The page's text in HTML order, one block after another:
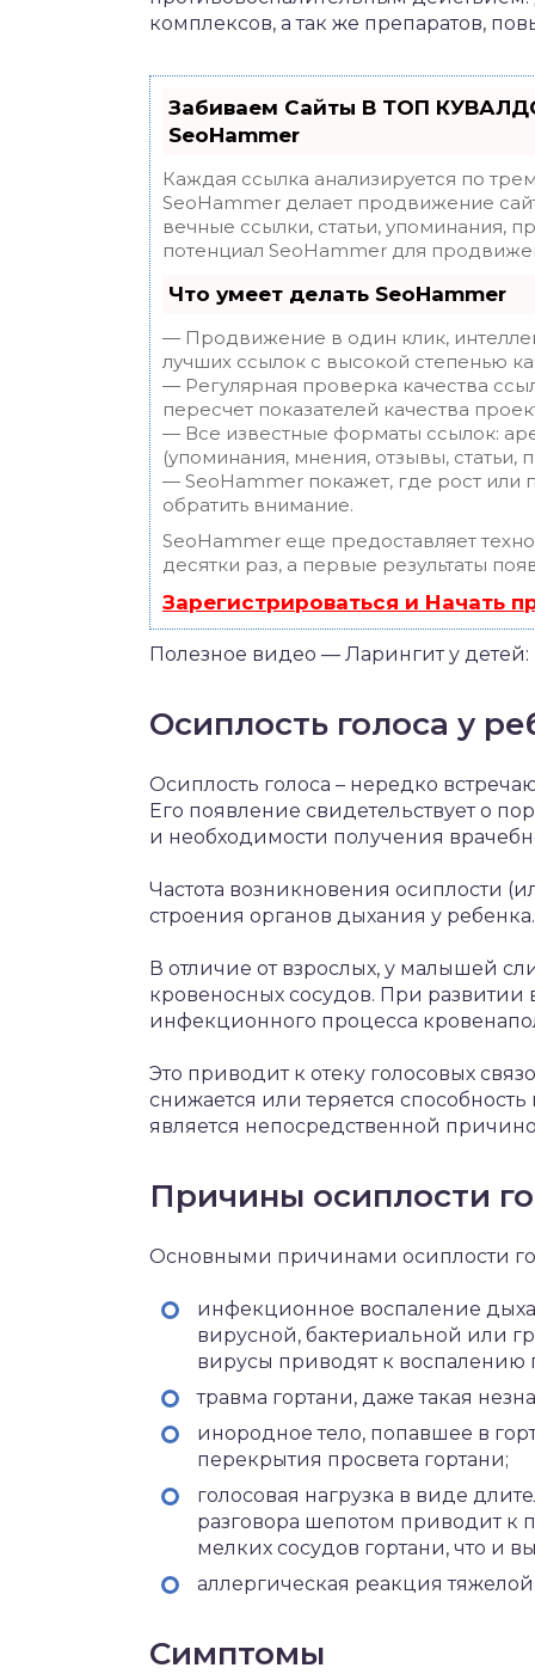
комплексов, а так же препаратов,
Забиваем Сайты В ТОП
SeoHammer
Каждая ссылка анализируется по
SeoHammer делает продвижение
вечные ссылки, статьи, упоминания,
потенциал SeoHammer для
Что умеет делать SeoHammer
— Продвижение в один клик,
лучших ссылок с высокой степенью
— Регулярная проверка качества
пересчет показателей качества
— Все известные форматы ссылок:
(упоминания, мнения, отзывы, статьи,
— SeoHammer покажет, где рост или
обратить внимание.
SeoHammer еще предоставляет
десятки раз, а первые результаты
Зарегистрироваться и Начать
Полезное видео — Ларингит у
Осиплость голоса у
Осиплость голоса – нередко
Его появление свидетельствует о
и необходимости получения
Частота возникновения осиплости
строения органов дыхания у ребенка.
В отличие от взрослых, у малышей
кровеносных сосудов. При развитии
инфекционного процесса
Это приводит к отеку голосовых
снижается или теряется
является непосредственной
Причины осиплости
Основными причинами осиплости
инфекционное воспаление
вирусной, бактериальной или
вирусы приводят к воспалению
травма гортани, даже такая
инородное тело, попавшее в
перекрытия просвета гортани;
голосовая нагрузка в виде
разговора шепотом приводит
мелких сосудов гортани, что и
аллергическая реакция
Симптомы